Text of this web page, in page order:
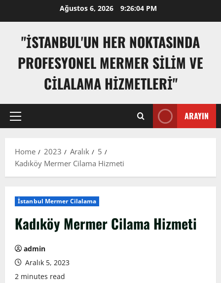
Ağustos 6, 2026 9:26:05 PM
"İSTANBUL'UN HER NOKTASINDA
PROFESYONEL MERMER SILIM VE
CILALAMA HIZMETLERI"
Primary
ARAYIN
Home 2023 Aralık
5
Kadıköy Mermer Cilama Hizmeti
İstanbul Mermer Cilalama
Kadıköy Mermer Cilama Hizmeti
admin
Aralık 5, 2023
2 minutes read